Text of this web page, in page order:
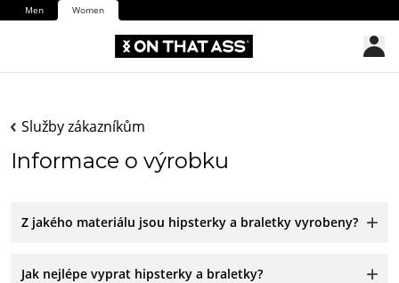
Men Women
Služby zákazníkům
Informace o výrobku
Z jakého materiálu jsou hipsterky a braletky vyrobeny?
Jak nejlépe vyprat hipsterky a braletky?